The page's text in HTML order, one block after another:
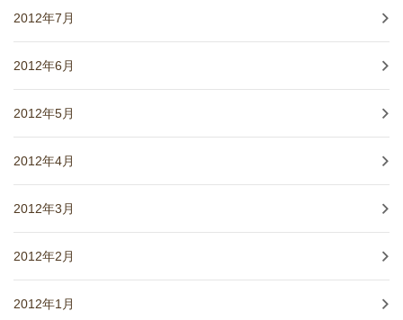
2012年7月
2012年6月
2012年5月
2012年4月
2012年3月
2012年2月
2012年1月